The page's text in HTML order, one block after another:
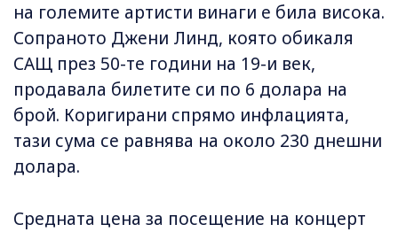
на големите артисти винаги е била висока.
Сопраното Джени Линд, която обикаля
САЩ през 50-те години на 19-и век,
продавала билетите си по 6 долара на
брой. Коригирани спрямо инфлацията,
тази сума се равнява на около 230 днешни
долара.
Средната цена за посещение на концерт